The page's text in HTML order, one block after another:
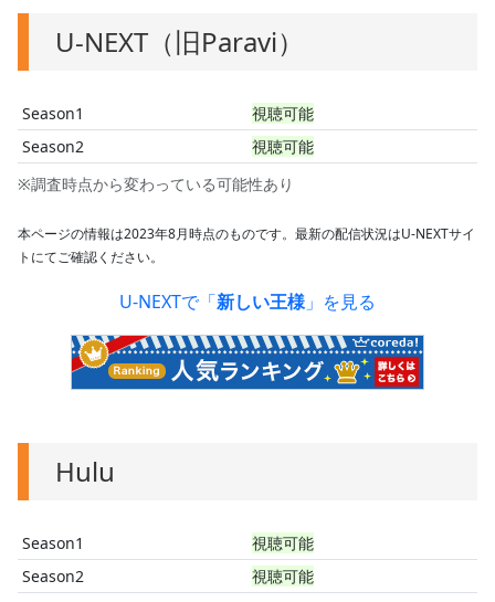
U-NEXT（旧Paravi）
※調査時点から変わっている可能性あり
Season1
視聴可能
Season2
視聴可能
本ページの情報は2023年8月時点のものです。最新の配信状況はU-NEXTサイ
トにてご確認ください。
U-NEXTで「新しい王様」を見る
Hulu
Season1
視聴可能
Season2
視聴可能